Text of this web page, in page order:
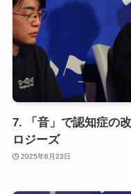
7. 「音」で認知症の
ロジーズ
2025年6月23日